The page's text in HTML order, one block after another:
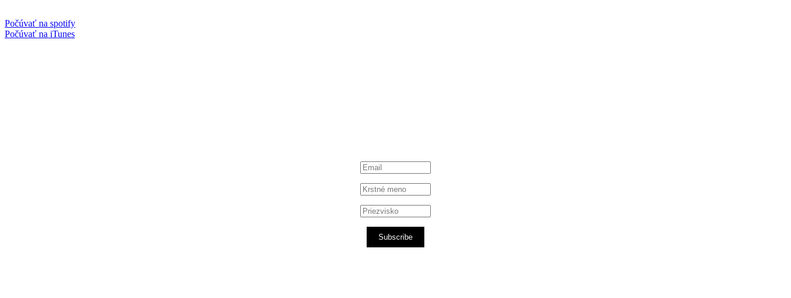
Počúvať na spotify
Počúvať na iTunes
Subscribe